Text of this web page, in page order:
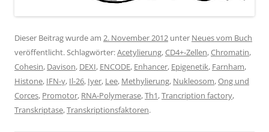
Dieser Beitrag wurde am 2. November 2012 unter Neues vom Buch
veröffentlicht. Schlagwörter:Acetylierung,CD4+-Zellen,Chromatin,
Cohesin, Davison, DEXI, ENCODE, Enhancer, Epigenetik, Farnham,
Histone, IFN-γ, Il-26, Iyer, Lee, Methylierung, Nukleosom,Ong und
Corces, Promotor, RNA-Polymerase,Th1,Trancription factory,
Transkriptase,Transkriptionsfaktoren.